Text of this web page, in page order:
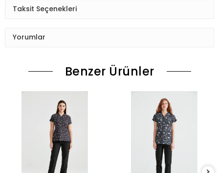
Taksit Seçenekleri
Yorumlar
Benzer Ürünler